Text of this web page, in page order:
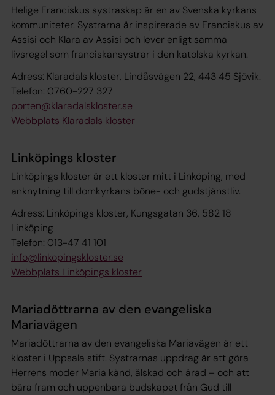
Helige Franciskus systraskap är en av Svenska kyrkans
kommuniteter. Systrarna är inspirerade av Franciskus av
Assisi och Klara av Assisi och lever enligt samma
livsregel som franciskansystrar i den katolska kyrkan.
Adress: Klaradals kloster, Lindåsvägen 22, 443 45 Sjövik.
Telefon: 0760-227 327
porten@klaradalskloster.se
Webbplats Klaradals kloster
Linköpings kloster
Linköpings kloster är ett kloster mitt i Linköping, med
anknytning till domkyrkans böne- och gudstjänstliv.
Adress: Linköpings kloster, Kungsgatan 36, 582 18
Linköping
Telefon: 013-47 41 101
info@linkopingskloster.se
Webbplats Linköpings kloster
Mariadöttrarna av den evangeliska
Mariavägen
Mariadöttrarna av den evangeliska Mariavägen är ett
kloster i Uppsala stift. Systrarnas uppdrag är att göra
Herrens moder Maria känd, älskad och ärad – och att
bära fram och uppenbara budskapet från Gud till